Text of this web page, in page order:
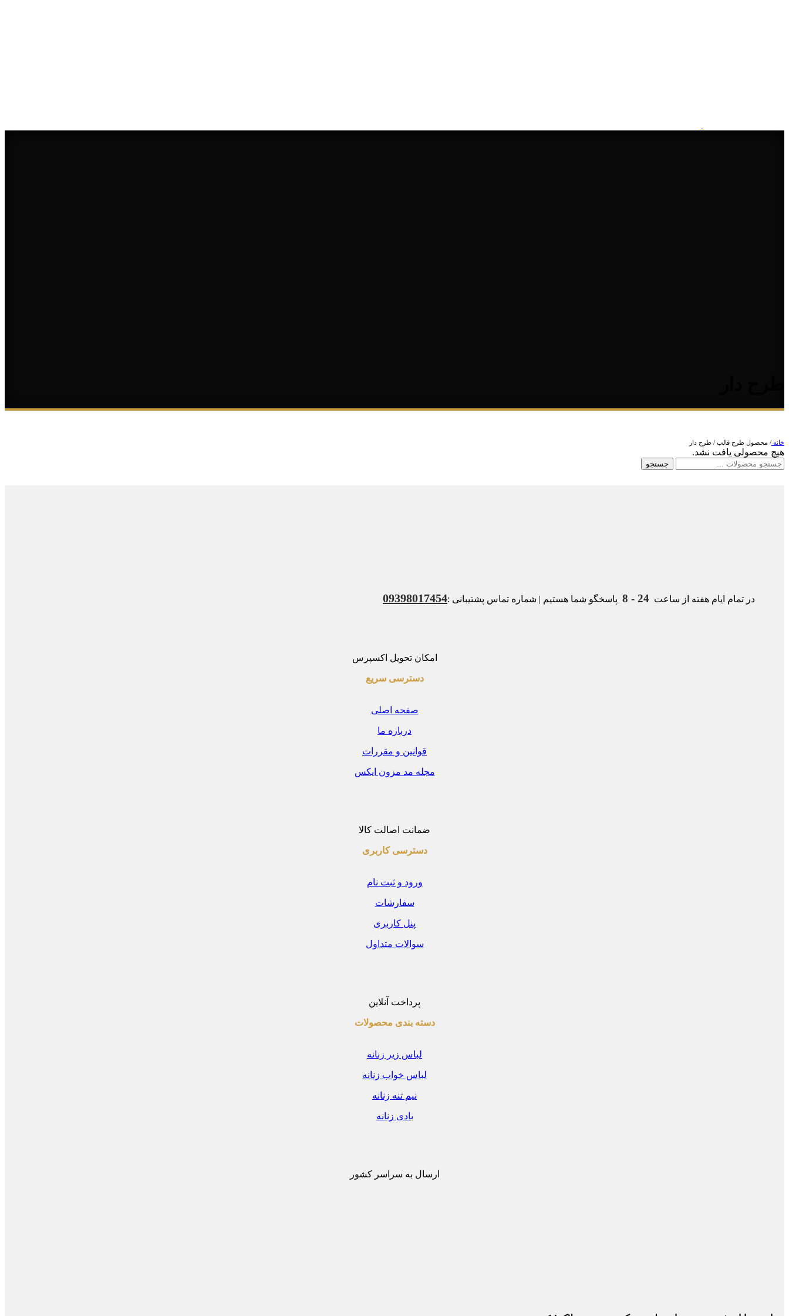
خانه / محصول طرح قالب / طرح دار
هیچ محصولی یافت نشد.
جستجو
در تمام ایام هفته از ساعت 24 - 8 پاسخگو شما هستیم | شماره تماس پشتیبانی :09398017454
امکان تحویل اکسپرس
دسترسی سریع
صفحه اصلی
درباره ما
قوانین و مقررات
مجله مد مزون ایکس
ضمانت اصالت کالا
دسترسی کاربری
ورود و ثبت نام
سفارشات
پنل کاربری
سوالات متداول
پرداخت آنلاین
دسته بندی محصولات
لباس زیر زنانه
لباس خواب زنانه
نیم تنه زنانه
بادی زنانه
ارسال به سراسر کشور